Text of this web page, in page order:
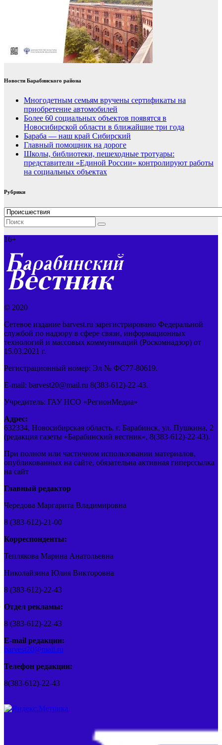
Новости Барабинского района
Многодетным семьям вручены сертификаты на
приобретение автомобилей
Более 60 социальных объектов появятся в
Новосибирской области в ближайшие три года
Бараба — наш край Сибирский
Главный помощник на дороге
Школы, библиотеки, пешеходные тротуары:
представители «Единой России» контролируют работы
на социальных объектах
Рубрики
Рубрики
16+
© 2020
Сетевое издание barvest.ru зарегистрировано Федеральной
службой по надзору в сфере связи, информационных
технологий и массовых коммуникаций (Роскомнадзор) от
15.03.2021 г.
Регистрационный номер: Эл № ФС77-80619.
E-mail: barvest20@mail.ru 8(383-612)-22-43.
Учредитель: ГАУ НСО «РегионМедиа»
Адрес:
632334, Новосибирская область, г. Барабинск, ул. Пушкина, 2
(редакция газеты «Барабинский вестник», 8(383-612)-22-43).
При полном или частичном использовании материалов,
опубликованных на сайте, обязательна активная гиперссылка
на сайт
Главный редактор
Чередова Маргарита Владимировна
8 (383-612)-21-00
Корреспонденты:
Теплякова Марина Анатольевна
Николайзина Юлия Викторовна
8 (383-612)-22-43
Отдел рекламы:
8 (383-612)-22-43
E-mail редакции:
barvest20@mail.ru
Телефон редакции:
8(383-612)-22-43